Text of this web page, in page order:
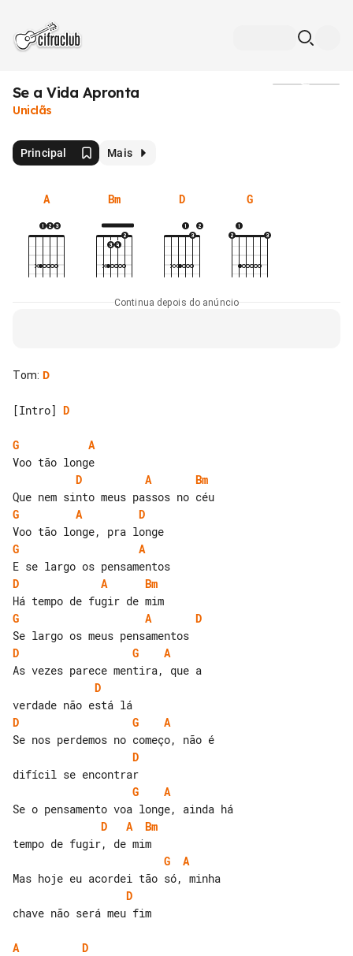
Se a Vida Apronta
Uniclãs
Principal Mais
A Bm D G
Continua depois do anúncio
Tom: D
[Intro] D
G
A
D
A
Bm
G
A
D
G
A
D
A
Bm
G
A
D
D
G
A
D
D
G
A
D
G
A
D
A
Bm
G
A
D
chave não será meu fim
A
D